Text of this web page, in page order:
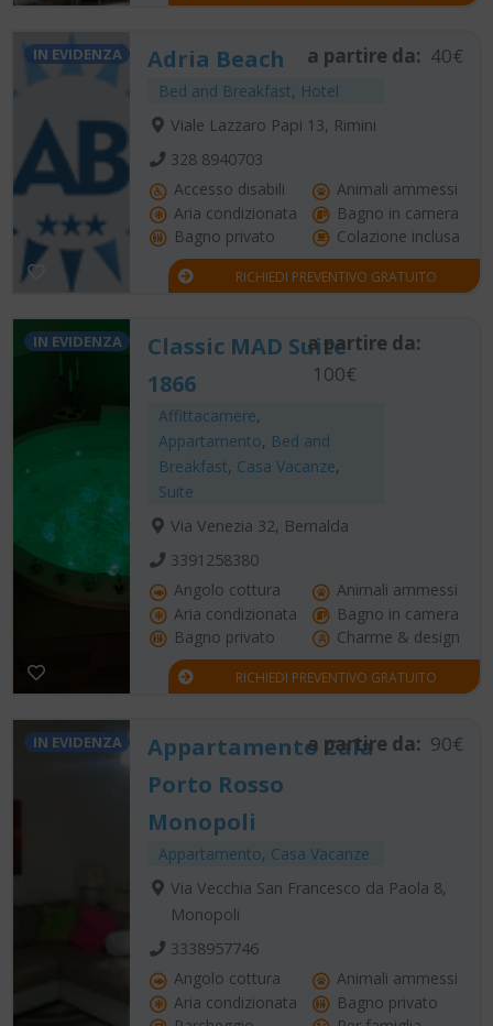
Adria Beach
Bed and Breakfast, Hotel
a partire da: 40€
Viale Lazzaro Papi 13, Rimini
328 8940703
Accesso disabili
Animali ammessi
Aria condizionata
Bagno in camera
Bagno privato
Colazione inclusa
RICHIEDI PREVENTIVO GRATUITO
IN EVIDENZA
Classic MAD Suite
1866
Affittacamere,
Appartamento, Bed and
Breakfast, Casa Vacanze,
Suite
a partire da:
100€
Via Venezia 32, Bernalda
3391258380
Angolo cottura
Animali ammessi
Aria condizionata
Bagno in camera
Bagno privato
Charme & design
RICHIEDI PREVENTIVO GRATUITO
IN EVIDENZA
Appartamento Cala
Porto Rosso
Monopoli
Appartamento, Casa Vacanze
a partire da: 90€
Via Vecchia San Francesco da Paola 8,
Monopoli
3338957746
Angolo cottura
Animali ammessi
Aria condizionata
Bagno privato
IN EVIDENZA